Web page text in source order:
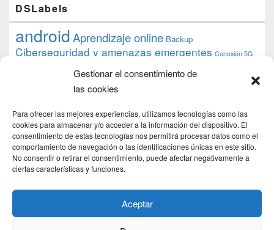
Gestionar el consentimiento de
las cookies
Para ofrecer las mejores experiencias, utilizamos tecnologías como las
cookies para almacenar y/o acceder a la información del dispositivo. El
consentimiento de estas tecnologías nos permitirá procesar datos como el
comportamiento de navegación o las identificaciones únicas en este sitio.
No consentir o retirar el consentimiento, puede afectar negativamente a
ciertas características y funciones.
Aceptar
DSLabels
androidAprendizaje online Backup
Ciberseguridad y amenazas emergentes Conexión 5G
datos debian desarrollo web
Formación Google
iphone
proyecto PS4 python Raspberryraspberrypi
raspbian review Servidor Web Sostenibilidad
tecnológicaTecnología torrent
transmissiontutorial ubuntu server Windows